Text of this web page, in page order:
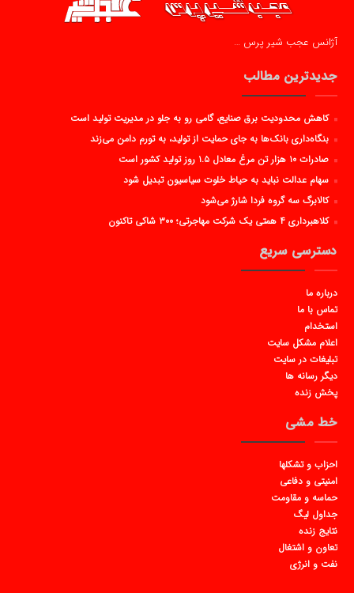
آژانس عجب شیر پرس …
جدیدترین مطالب
کاهش محدودیت برق صنایع، گامی رو به جلو در مدیریت تولید است
بنگاه‌داری بانک‌ها به جای حمایت از تولید، به تورم دامن می‌زند
صادرات ۱۰ هزار تن مرغ معادل ۱.۵ روز تولید کشور است
سهام عدالت نباید به حیاط خلوت سیاسیون تبدیل شود
کالابرگ سه گروه فردا شارژ می‌شود
کلاهبرداری ۴ همتی یک شرکت مهاجرتی؛ ۳۰۰ شاکی تاکنون
دسترسی سریع
درباره ما
تماس با ما
استخدام
اعلام مشکل سایت
تبلیغات در سایت
دیگر رسانه ها
پخش زنده
خط مشی
احزاب و تشکلها
امنیتی و دفاعی
حماسه و مقاومت
جداول لیگ
نتایج زنده
تعاون و اشتغال
نفت و انرژی